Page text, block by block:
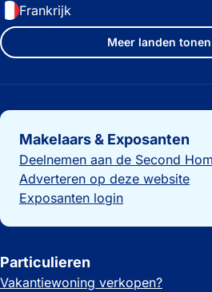
Frankrijk
Meer landen tonen
Belangrijke links
Makelaars & Exposanten
Deelnemen aan de Second
Adverteren op deze website
Exposanten login
Particulieren
Vakantiewoning verkopen?